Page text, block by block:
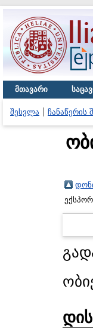
მთავარი
შესვლა ჩანაწერის